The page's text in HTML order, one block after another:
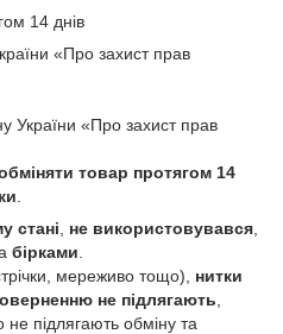
14 днів
«Про захист прав
України «Про захист прав
товар протягом 14
стані не використовувався
бірками
мереживо тощо), нитки
не підлягають
не підлягають обміну та